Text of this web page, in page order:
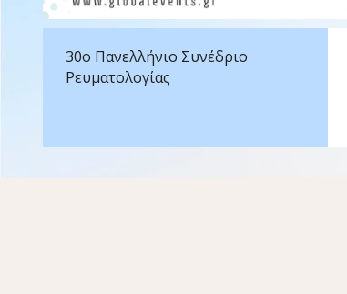
30ο Πανελλήνιο Συνέδριο
Ρευματολογίας